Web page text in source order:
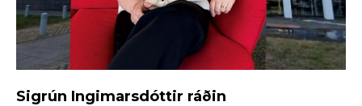
Sigrún Ingimarsdóttir ráðin